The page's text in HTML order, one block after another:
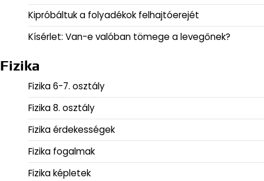
Kipróbáltuk a folyadékok felhajtóerejét
Kísérlet: Van-e valóban tömege a levegőnek?
Fizika
Fizika 6-7. osztály
Fizika 8. osztály
Fizika érdekességek
Fizika fogalmak
Fizika képletek